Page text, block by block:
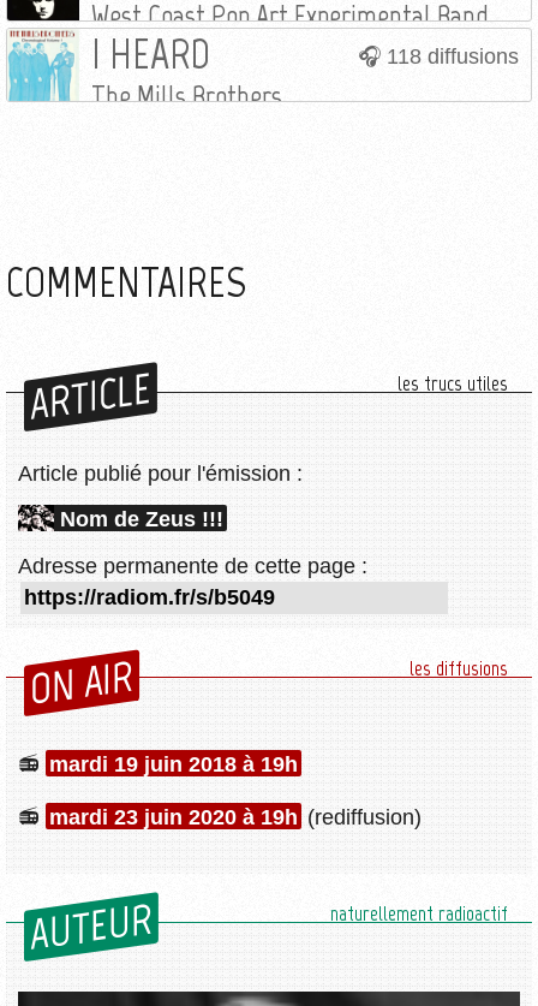
West Coast Pop Art Experimental Band
118 diffusions
I HEARD
The Mills Brothers
COMMENTAIRES
ARTICLE les trucs utiles
Article publié pour l'émission :
Nom de Zeus !!!
Adresse permanente de cette page :
ON AIR les diffusions
mardi 19 juin 2018 à 19h
mardi 23 juin 2020 à 19h (rediffusion)
AUTEUR naturellement radioactif